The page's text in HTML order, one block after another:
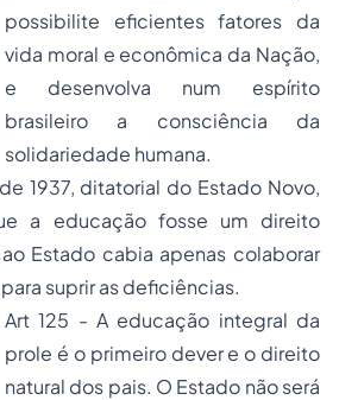
possibilite eficientes fatores da
vida moral e econômica da Nação,
e desenvolva num espírito
brasileiro a consciência da
solidariedade humana.
1937, ditatorial do Estado Novo,
a educação fosse um direito
Estado cabia apenas colaborar
suprir as deficiências.
Art 125 - A educação integral da
prole é o primeiro dever e o direito
natural dos pais. O Estado não será